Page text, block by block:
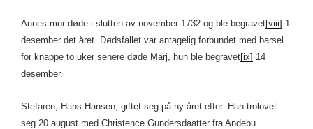
Annes mor døde i slutten av november 1732 og ble begravet[viii] 1
desember det året. Dødsfallet var antagelig forbundet med barsel
for knappe to uker senere døde Marj, hun ble begravet[ix] 14
desember.
Stefaren, Hans Hansen, giftet seg på ny året efter. Han trolovet
seg 20 august med Christence Gundersdaatter fra Andebu.